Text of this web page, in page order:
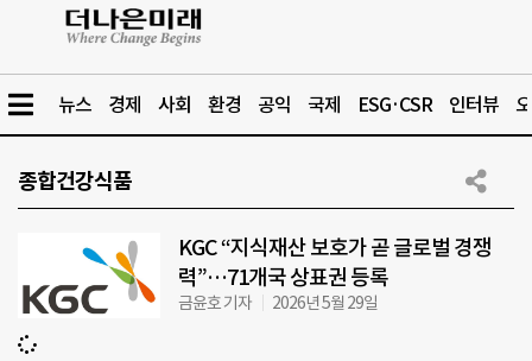
뉴스 경제 사회 환경 공익 국제 ESG·CSR 인터뷰
종합건강식품
KGC “지식재산 보호가 곧 글로벌 경쟁
력”…71개국 상표권 등록
금윤호 기자 2026년 5월 29일